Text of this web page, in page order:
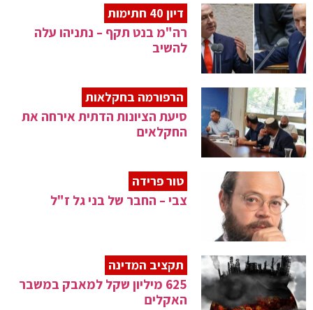
דיון 40 חתימות
רה"מ בנט תקף – נתניהו עלה
להשיב
הרפורמה בחקלאות
סיעת הציונות הדתית אירחה את
החקלאים
טור פרידה
צבי – החבר של בני גל ז"ל
תקציב המדינה
625 מיליון שקל למאבק במשבר
האקלים